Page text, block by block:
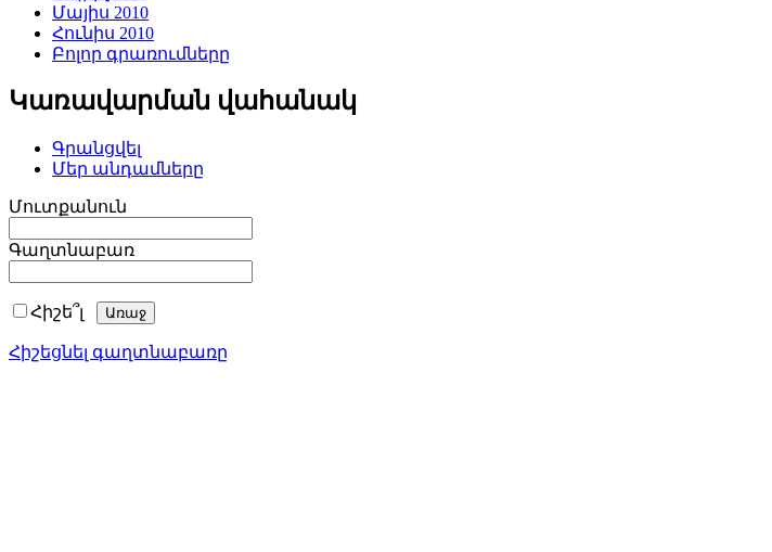
Մայիս 2010
Հունիս 2010
Բոլոր գրառումները
Կառավարման վահանակ
Գրանցվել
Մեր անդամները
Մուտքանուն
Գաղտնաբառ
Հիշե՞լ
Հիշեցնել գաղտնաբառը